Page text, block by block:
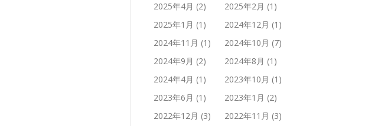
2025年4月 (2) 2025年2月 (1)
2025年1月 (1) 2024年12月 (1)
2024年11月 (1) 2024年10月 (7)
2024年9月 (2) 2024年8月 (1)
2024年4月 (1) 2023年10月 (1)
2023年6月 (1) 2023年1月 (2)
2022年12月 (3) 2022年11月 (3)